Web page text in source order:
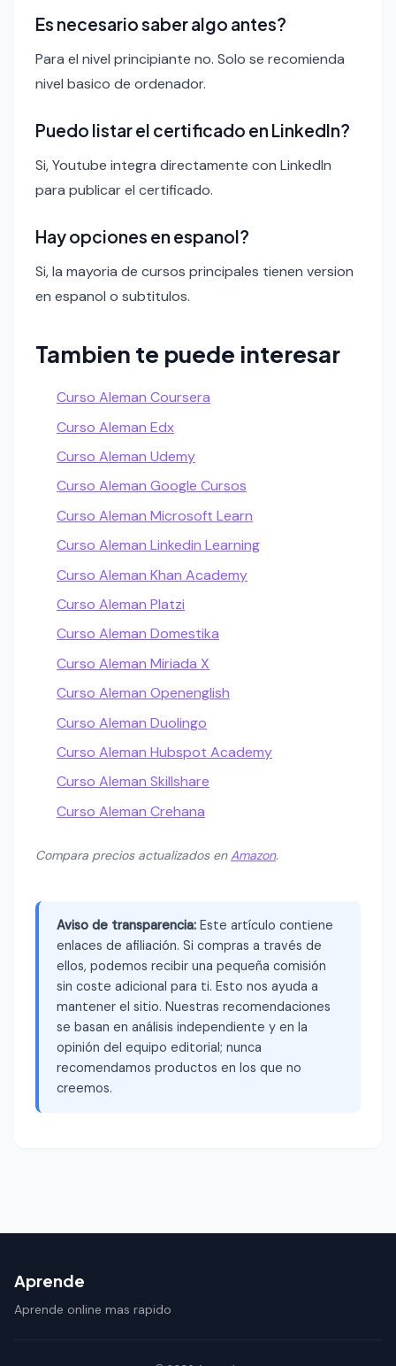
Es necesario saber algo antes?
Para el nivel principiante no. Solo se recomienda
nivel basico de ordenador.
Puedo listar el certificado en LinkedIn?
Si, Youtube integra directamente con LinkedIn
para publicar el certificado.
Hay opciones en espanol?
Si, la mayoria de cursos principales tienen version
en espanol o subtitulos.
Tambien te puede interesar
Curso Aleman Coursera
Curso Aleman Edx
Curso Aleman Udemy
Curso Aleman Google Cursos
Curso Aleman Microsoft Learn
Curso Aleman Linkedin Learning
Curso Aleman Khan Academy
Curso Aleman Platzi
Curso Aleman Domestika
Curso Aleman Miriada X
Curso Aleman Openenglish
Curso Aleman Duolingo
Curso Aleman Hubspot Academy
Curso Aleman Skillshare
Curso Aleman Crehana
Compara precios actualizados enAmazon.
Aviso de transparencia: Este artículo contiene
enlaces de afiliación. Si compras a través de
ellos, podemos recibir una pequeña comisión
sin coste adicional para ti. Esto nos ayuda a
mantener el sitio. Nuestras recomendaciones
se basan en análisis independiente y en la
opinión del equipo editorial; nunca
recomendamos productos en los que no
creemos.
Aprende
Aprende online mas rapido